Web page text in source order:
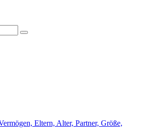
Search
Eltern, Alter, Partner, Größe,